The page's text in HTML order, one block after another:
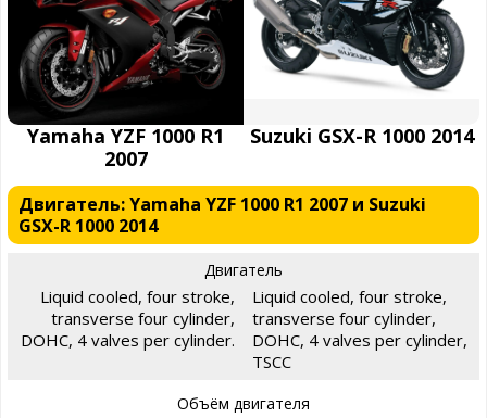
Yamaha YZF 1000 R1
2007
Suzuki GSX-R 1000 2014
Двигатель: Yamaha YZF 1000 R1 2007 и Suzuki
GSX-R 1000 2014
Двигатель
Liquid cooled, four stroke,
transverse four cylinder,
DOHC, 4 valves per cylinder.
Liquid cooled, four stroke,
transverse four cylinder,
DOHC, 4 valves per cylinder,
TSCC
Объём двигателя